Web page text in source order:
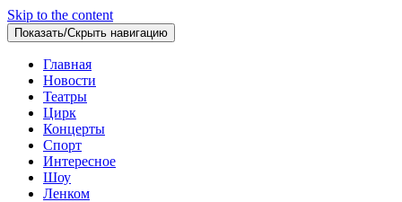
Skip to the content
Показать/Скрыть навигацию
Главная
Новости
Театры
Цирк
Концерты
Спорт
Интересное
Шоу
Ленком